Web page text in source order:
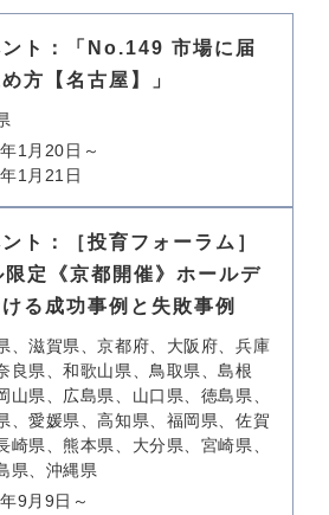
ト：「No.149 市場に届
方【名古屋】」
1月20日～
1月21日
ト：［投育フォーラム］
定《京都開催》ホールデ
る成功事例と失敗事例
、滋賀県、京都府、大阪府、兵庫
良県、和歌山県、鳥取県、島根
山県、広島県、山口県、徳島県、
、愛媛県、高知県、福岡県、佐賀
崎県、熊本県、大分県、宮崎県、
県、沖縄県
9月9日～